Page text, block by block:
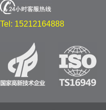
Tel: 15212164888